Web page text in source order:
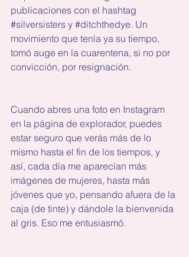
publicaciones con el hashtag
#silversisters y #ditchthedye. Un
movimiento que tenía ya su tiempo,
tomó auge en la cuarentena, si no por
convicción, por resignación.
Cuando abres una foto en Instagram
en la página de explorador, puedes
estar seguro que verás más de lo
mismo hasta el fin de los tiempos, y
así, cada día me aparecían más
imágenes de mujeres, hasta más
jóvenes que yo, pensando afuera de la
caja (de tinte) y dándole la bienvenida
al gris. Eso me entusiasmó.